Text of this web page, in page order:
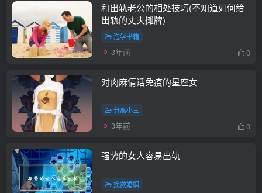
和出轨老公的相处技巧(不知道如何给
出轨的丈夫摊牌)
泡学书籍
3年前 0
对肉麻情话免疫的星座女
分离小三
3年前 0
强势的女人容易出轨
挽救婚姻